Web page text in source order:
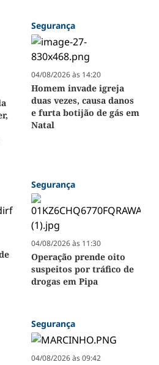
Segurança
04/08/2026 às 14:20
Homem invade igreja
duas vezes, causa danos
e furta botijão de gás em
Natal
Segurança
04/08/2026 às 11:30
Operação prende oito
suspeitos por tráfico de
drogas em Pipa
Segurança
04/08/2026 às 09:42